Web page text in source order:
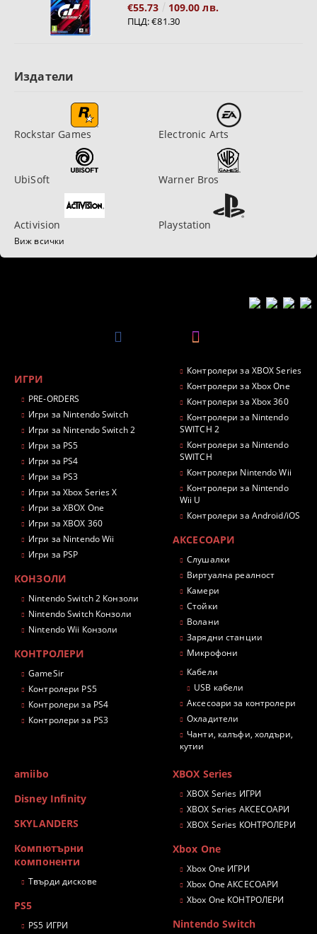
€55.73 109.00 лв.
ПЦД:€81.30
Издатели
Rockstar Games Electronic Arts
UbiSoft Warner Bros
Activision Playstation
Виж всички
ИГРИ
PRE-ORDERS
Игри за Nintendo Switch
Игри за Nintendo Switch 2
Игри за PS5
Игри за PS4
Игри за PS3
Игри за Xbox Series X
Игри за XBOX One
Игри за XBOX 360
Игри за Nintendo Wii
Игри за PSP
КОНЗОЛИ
Nintendo Switch 2 Конзоли
Nintendo Switch Конзоли
Nintendo Wii Конзоли
КОНТРОЛЕРИ
GameSir
Контролери PS5
Контролери за PS4
Контролери за PS3
Контролери за XBOX Series
Контролери за Xbox One
Контролери за Xbox 360
Контролери за Nintendo
SWITCH 2
Контролери за Nintendo
SWITCH
Контролери Nintendo Wii
Контролери за Nintendo
Wii U
Контролери за Android/iOS
АКСЕСОАРИ
Слушалки
Виртуална реалност
Камери
Стойки
Волани
Зарядни станции
Микрофони
Кабели
USB кабели
Аксесоари за контролери
Охладители
Чанти, калъфи, холдъри,
кутии
amiibo
Disney Infinity
SKYLANDERS
Компютърни
компоненти
Твърди дискове
PS5
PS5 ИГРИ
XBOX Series
XBOX Series ИГРИ
XBOX Series АКСЕСОАРИ
XBOX Series КОНТРОЛЕРИ
Xbox One
Xbox One ИГРИ
Xbox One АКСЕСОАРИ
Xbox One КОНТРОЛЕРИ
Nintendo Switch